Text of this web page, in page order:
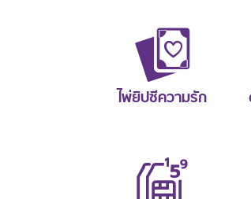
ไพ่ยิปซีความรัก